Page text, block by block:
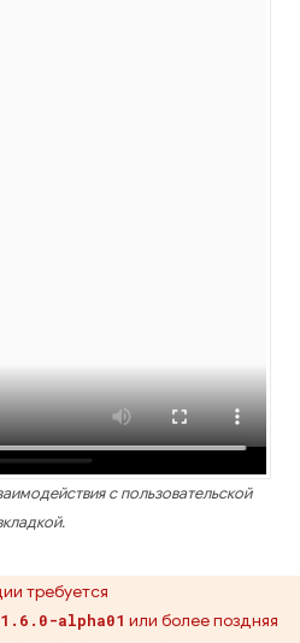
с пользовательской
требуется
alpha01 или более поздняя